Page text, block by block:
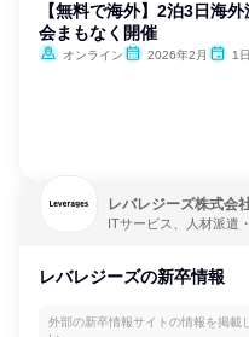
【無料で海外】2泊3日海
会まもなく開催
オンライン 2026年2月 1日
レバレジーズ株式会
ITサービス、人材派遣
レバレジーズの新卒情報
外部の新卒情報サイトの情報を掲載